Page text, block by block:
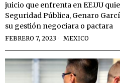
juicio que enfrenta en EE.UU
Seguridad Pública, Genaro
su gestión negociara o pactara
FEBRERO 7, 2023 MEXICO